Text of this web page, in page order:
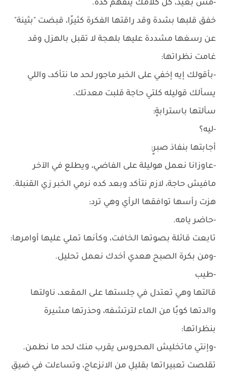
-مش بعيد، كل كلامك يتفهم كده.
خفق قلبها بشدة وقد راقتها الفكرة كثيرًا، قبضت "بثينة"
عن رسغها مشددة عليها بلهجة لا تقبل بالهزل وقد
غامت نظراتها:
-بأقولك إيه إخفي على الخبر ماجور لحد ما نتأكد، واللي
يسألك قوليله كلتي حاجة قلبت معدتك.
سألتها باسترابةٍ:
-ليه؟
أجابتها بنفاذ صبرٍ:
-عاوزانا نعمل هوليلة على الفاضي، ويطلع في الآخر
مافيش حاجة، لازم نتأكد وبعد كده نرمي الخبر زي القنبلة.
هزت رأسها توافقها الرأي وهي ترد:
-حاضر يامه.
تابعت قائلة بصوتها الخافت، وكأنها تملي عليها أوامرها:
-ومن بكرة الصبح هعدي أخدك نعمل تحليل.
-طيب
قالتها وهي تعتدل في جلستها على المقعد، ناولتها
والدتها كوبًا من الماء لترتشفه، وحذرتها مشيرة
بنظراتها:
-وإنتي ماتخليش المحروس يقرب منك لحد ما نطمن.
تقلصت تعبيراتها بقليلٍ من الانزعاج، وتساءلت في ضيقٍ